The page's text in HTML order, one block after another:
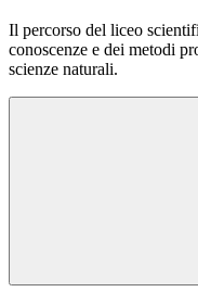
Il percorso del liceo
conoscenze e dei metodi
scienze naturali.